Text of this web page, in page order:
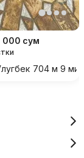
000 сум
704 м 9